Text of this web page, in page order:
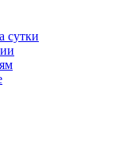
сутки